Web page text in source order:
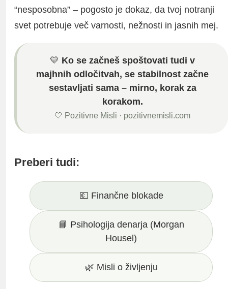
“nesposobna” – pogosto je dokaz, da tvoj notranji
svet potrebuje več varnosti, nežnosti in jasnih mej.
💛 Ko se začneš spoštovati tudi v
majhnih odločitvah, se stabilnost začne
sestavljati sama – mirno, korak za
korakom.
🤍 Pozitivne Misli · pozitivnemisli.com
Preberi tudi:
💶 Finančne blokade
📘 Psihologija denarja (Morgan
Housel)
🌿 Misli o življenju